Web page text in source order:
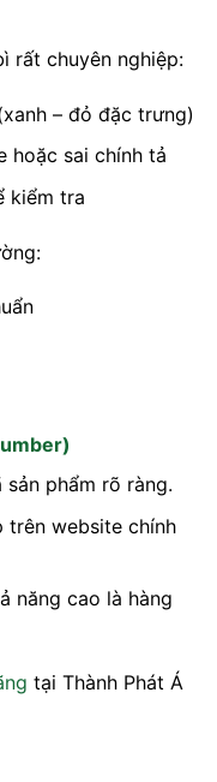
rất chuyên nghiệp:
– đỏ đặc trưng)
hoặc sai chính tả
kiểm tra
phẩm rõ ràng.
trên website chính
năng cao là hàng
tại Thành Phát Á